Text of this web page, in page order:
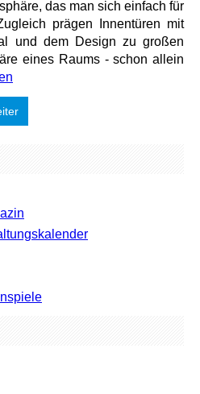
das man sich einfach für
prägen Innentüren mit
und dem Design zu großen
eines Raums - schon allein